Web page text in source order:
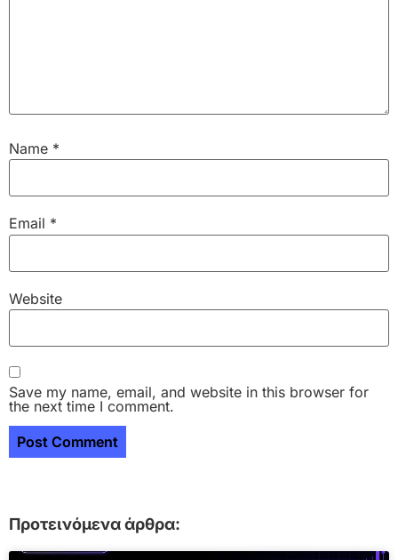
Name *
Email *
Website
Save my name, email, and website in this browser for
the next time I comment.
Προτεινόμενα άρθρα: